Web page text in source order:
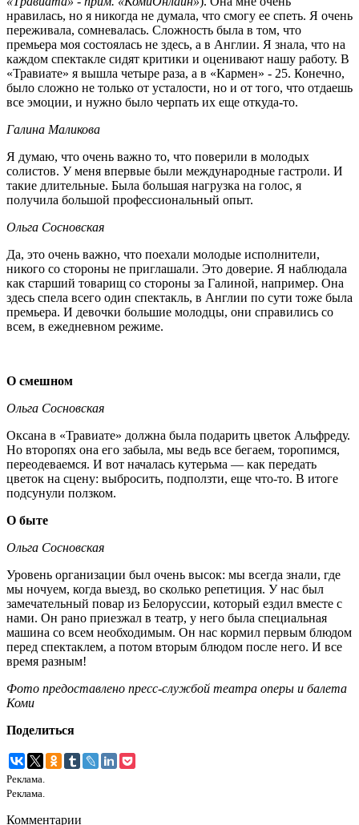
нравилась, но я никогда не думала, что смогу ее спеть. Я очень
переживала, сомневалась. Сложность была в том, что
премьера моя состоялась не здесь, а в Англии. Я знала, что на
каждом спектакле сидят критики и оценивают нашу работу. В
«Травиате» я вышла четыре раза, а в «Кармен» - 25. Конечно,
было сложно не только от усталости, но и от того, что отдаешь
все эмоции, и нужно было черпать их еще откуда-то.
Галина Маликова
Я думаю, что очень важно то, что поверили в молодых
солистов. У меня впервые были международные гастроли. И
такие длительные. Была большая нагрузка на голос, я
получила большой профессиональный опыт.
Ольга Сосновская
Да, это очень важно, что поехали молодые исполнители,
никого со стороны не приглашали. Это доверие. Я наблюдала
как старший товарищ со стороны за Галиной, например. Она
здесь спела всего один спектакль, в Англии по сути тоже была
премьера. И девочки большие молодцы, они справились со
всем, в ежедневном режиме.
О смешном
Ольга Сосновская
Оксана в «Травиате» должна была подарить цветок Альфреду.
Но второпях она его забыла, мы ведь все бегаем, торопимся,
переодеваемся. И вот началась кутерьма — как передать
цветок на сцену: выбросить, подползти, еще что-то. В итоге
подсунули ползком.
О быте
Ольга Сосновская
Уровень организации был очень высок: мы всегда знали, где
мы ночуем, когда выезд, во сколько репетиция. У нас был
замечательный повар из Белоруссии, который ездил вместе с
нами. Он рано приезжал в театр, у него была специальная
машина со всем необходимым. Он нас кормил первым блюдом
перед спектаклем, а потом вторым блюдом после него. И все
время разным!
Фото предоставлено пресс-службой театра оперы и балета
Коми
Поделиться
Реклама.
Реклама.
Комментарии